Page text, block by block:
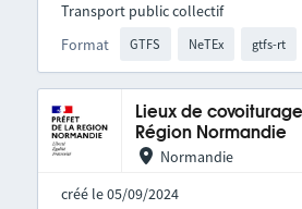
Format GTFS NeTEx gtfs-rt
Transport public collectif
Lieux de
Région Normandie
Normandie
créé le 05/09/2024